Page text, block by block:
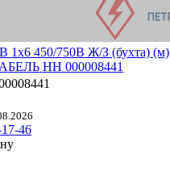
1х6 450/750В Ж/З (бухта) (м)
НН 000008441
46